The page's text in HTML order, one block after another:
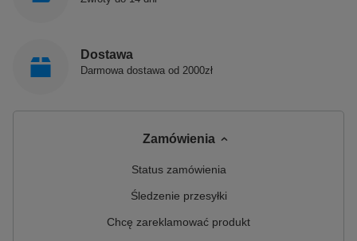
30-letnie doświadczenie z nowoczesnym spojrzeniem
na prowadzenie biznesu. Jest innowacyjnym i
akrylu.
Dostawa
Darmowa dostawa od 2000zł
Zamówienia
Status zamówienia
Śledzenie przesyłki
Chcę zareklamować produkt